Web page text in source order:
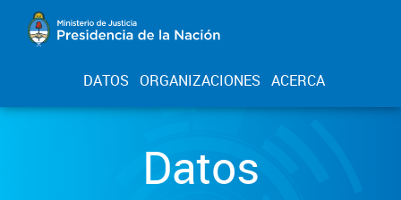
DATOS ORGANIZACIONES ACERCA
Datos